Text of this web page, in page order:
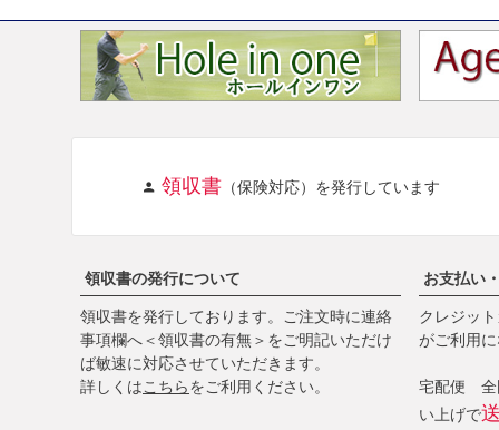
領収書 （保険対応）を発行しています
領収書の発行について
領収書を発行しております。ご注文時に連絡
事項欄へ＜領収書の有無＞をご明記いただけ
ば敏速に対応させていただきます。
詳しくはこちらをご利用ください。
お支払い
クレジッ
がご利用
宅配便 全
い上げで